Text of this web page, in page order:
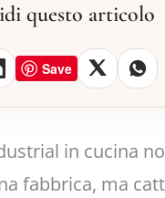
questo articolo
Save
in cucina
fabbrica, ma